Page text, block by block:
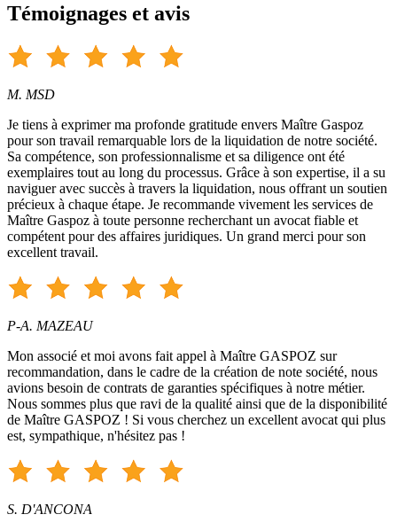
Témoignages et avis
M. MSD
Je tiens à exprimer ma profonde gratitude envers Maître Gaspoz
pour son travail remarquable lors de la liquidation de notre société.
Sa compétence, son professionnalisme et sa diligence ont été
exemplaires tout au long du processus. Grâce à son expertise, il a su
naviguer avec succès à travers la liquidation, nous offrant un soutien
précieux à chaque étape. Je recommande vivement les services de
Maître Gaspoz à toute personne recherchant un avocat fiable et
compétent pour des affaires juridiques. Un grand merci pour son
excellent travail.
P-A. MAZEAU
Mon associé et moi avons fait appel à Maître GASPOZ sur
recommandation, dans le cadre de la création de note société, nous
avions besoin de contrats de garanties spécifiques à notre métier.
Nous sommes plus que ravi de la qualité ainsi que de la disponibilité
de Maître GASPOZ ! Si vous cherchez un excellent avocat qui plus
est, sympathique, n'hésitez pas !
S. D'ANCONA